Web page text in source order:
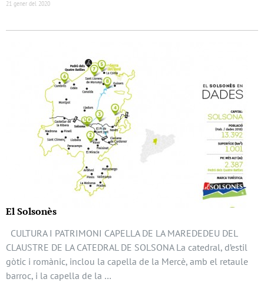
21 gener del 2020
El Solsonès
CULTURA I PATRIMONI CAPELLA DE LA MAREDEDEU DEL
CLAUSTRE DE LA CATEDRAL DE SOLSONA La catedral, d’estil
gòtic i romànic, inclou la capella de la Mercè, amb el retaule
barroc, i la capella de la …